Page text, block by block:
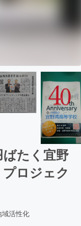
たく宜野
ロジェク
域活性化